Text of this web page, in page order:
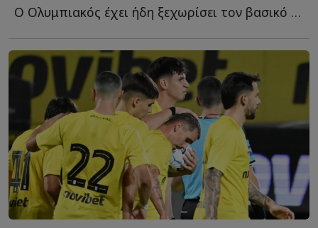
Ο Ολυμπιακός έχει ήδη ξεχωρίσει τον βασικό του στόχο γ...